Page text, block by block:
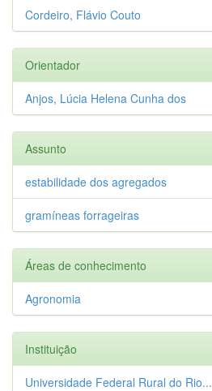
Cordeiro, Flávio Couto
Orientador
Anjos, Lúcia Helena Cunha dos
Assunto
estabilidade dos agregados
gramíneas forrageiras
Áreas de conhecimento
Agronomia
Instituição
Universidade Federal Rural do Rio...